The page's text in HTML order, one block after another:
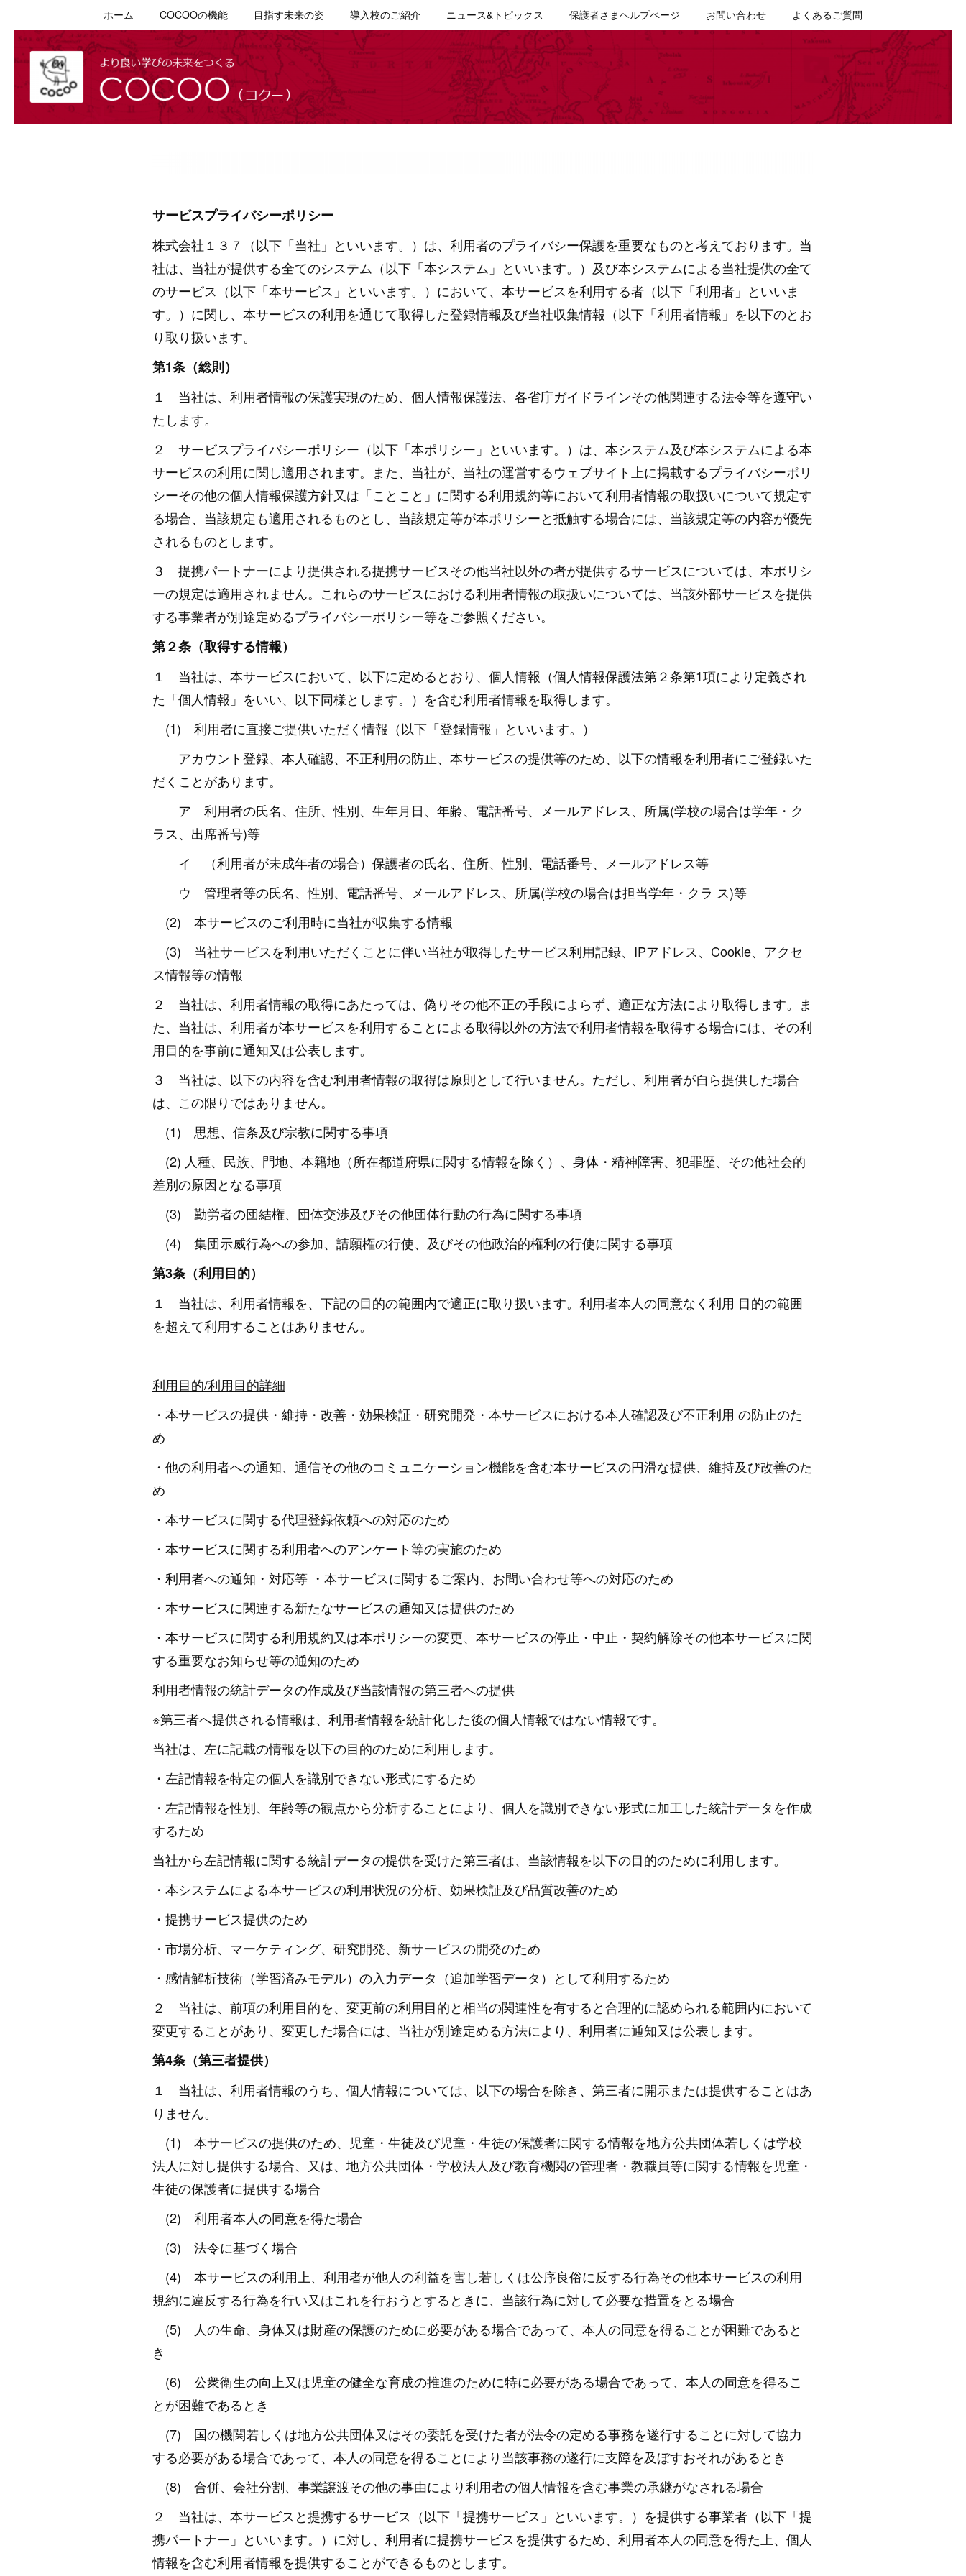
ホーム COCOOの機能 目指す未来の姿 導入校のご紹介 ニュース&トピックス 保護者さまヘルプページ お問い合わせ よくあるご質問
サービスプライバシーポリシー
株式会社１３７（以下「当社」といいます。）は、利用者のプライバシー保護を重要なものと考えております。当
社は、当社が提供する全てのシステム（以下「本システム」といいます。）及び本システムによる当社提供の全て
のサービス（以下「本サービス」といいます。）において、本サービスを利用する者（以下「利用者」といいま
す。）に関し、本サービスの利用を通じて取得した登録情報及び当社収集情報（以下「利用者情報」を以下のとお
り取り扱います。
第1条（総則）
１ 当社は、利用者情報の保護実現のため、個人情報保護法、各省庁ガイドラインその他関連する法令等を遵守い
たします。
２ サービスプライバシーポリシー（以下「本ポリシー」といいます。）は、本システム及び本システムによる本
サービスの利用に関し適用されます。また、当社が、当社の運営するウェブサイト上に掲載するプライバシーポリ
シーその他の個人情報保護方針又は「ことこと」に関する利用規約等において利用者情報の取扱いについて規定す
る場合、当該規定も適用されるものとし、当該規定等が本ポリシーと抵触する場合には、当該規定等の内容が優先
されるものとします。
３ 提携パートナーにより提供される提携サービスその他当社以外の者が提供するサービスについては、本ポリシ
ーの規定は適用されません。これらのサービスにおける利用者情報の取扱いについては、当該外部サービスを提供
する事業者が別途定めるプライバシーポリシー等をご参照ください。
第２条（取得する情報）
１ 当社は、本サービスにおいて、以下に定めるとおり、個人情報（個人情報保護法第２条第1項により定義され
た「個人情報」をいい、以下同様とします。）を含む利用者情報を取得します。
(1) 利用者に直接ご提供いただく情報（以下「登録情報」といいます。）
アカウント登録、本人確認、不正利用の防止、本サービスの提供等のため、以下の情報を利用者にご登録いた
だくことがあります。
ア 利用者の氏名、住所、性別、生年月日、年齢、電話番号、メールアドレス、所属(学校の場合は学年・ク
ラス、出席番号)等
イ （利用者が未成年者の場合）保護者の氏名、住所、性別、電話番号、メールアドレス等
ウ 管理者等の氏名、性別、電話番号、メールアドレス、所属(学校の場合は担当学年・クラ ス)等
(2) 本サービスのご利用時に当社が収集する情報
(3) 当社サービスを利用いただくことに伴い当社が取得したサービス利用記録、IPアドレス、Cookie、アクセ
ス情報等の情報
２ 当社は、利用者情報の取得にあたっては、偽りその他不正の手段によらず、適正な方法により取得します。ま
た、当社は、利用者が本サービスを利用することによる取得以外の方法で利用者情報を取得する場合には、その利
用目的を事前に通知又は公表します。
３ 当社は、以下の内容を含む利用者情報の取得は原則として行いません。ただし、利用者が自ら提供した場合
は、この限りではありません。
(1) 思想、信条及び宗教に関する事項
(2) 人種、民族、門地、本籍地（所在都道府県に関する情報を除く）、身体・精神障害、犯罪歴、その他社会的
差別の原因となる事項
(3) 勤労者の団結権、団体交渉及びその他団体行動の行為に関する事項
(4) 集団示威行為への参加、請願権の行使、及びその他政治的権利の行使に関する事項
第3条（利用目的）
１ 当社は、利用者情報を、下記の目的の範囲内で適正に取り扱います。利用者本人の同意なく利用 目的の範囲
を超えて利用することはありません。
利用目的/利用目的詳細
・本サービスの提供・維持・改善・効果検証・研究開発・本サービスにおける本人確認及び不正利用 の防止のた
め
・他の利用者への通知、通信その他のコミュニケーション機能を含む本サービスの円滑な提供、維持及び改善のた
め
・本サービスに関する代理登録依頼への対応のため
・本サービスに関する利用者へのアンケート等の実施のため
・利用者への通知・対応等 ・本サービスに関するご案内、お問い合わせ等への対応のため
・本サービスに関連する新たなサービスの通知又は提供のため
・本サービスに関する利用規約又は本ポリシーの変更、本サービスの停止・中止・契約解除その他本サービスに関
する重要なお知らせ等の通知のため
利用者情報の統計データの作成及び当該情報の第三者への提供
※第三者へ提供される情報は、利用者情報を統計化した後の個人情報ではない情報です。
当社は、左に記載の情報を以下の目的のために利用します。
・左記情報を特定の個人を識別できない形式にするため
・左記情報を性別、年齢等の観点から分析することにより、個人を識別できない形式に加工した統計データを作成
するため
当社から左記情報に関する統計データの提供を受けた第三者は、当該情報を以下の目的のために利用します。
・本システムによる本サービスの利用状況の分析、効果検証及び品質改善のため
・提携サービス提供のため
・市場分析、マーケティング、研究開発、新サービスの開発のため
・感情解析技術（学習済みモデル）の入力データ（追加学習データ）として利用するため
２ 当社は、前項の利用目的を、変更前の利用目的と相当の関連性を有すると合理的に認められる範囲内において
変更することがあり、変更した場合には、当社が別途定める方法により、利用者に通知又は公表します。
第4条（第三者提供）
１ 当社は、利用者情報のうち、個人情報については、以下の場合を除き、第三者に開示または提供することはあ
りません。
(1) 本サービスの提供のため、児童・生徒及び児童・生徒の保護者に関する情報を地方公共団体若しくは学校
法人に対し提供する場合、又は、地方公共団体・学校法人及び教育機関の管理者・教職員等に関する情報を児童・
生徒の保護者に提供する場合
(2) 利用者本人の同意を得た場合
(3) 法令に基づく場合
(4) 本サービスの利用上、利用者が他人の利益を害し若しくは公序良俗に反する行為その他本サービスの利用
規約に違反する行為を行い又はこれを行おうとするときに、当該行為に対して必要な措置をとる場合
(5) 人の生命、身体又は財産の保護のために必要がある場合であって、本人の同意を得ることが困難であると
き
(6) 公衆衛生の向上又は児童の健全な育成の推進のために特に必要がある場合であって、本人の同意を得るこ
とが困難であるとき
(7) 国の機関若しくは地方公共団体又はその委託を受けた者が法令の定める事務を遂行することに対して協力
する必要がある場合であって、本人の同意を得ることにより当該事務の遂行に支障を及ぼすおそれがあるとき
(8) 合併、会社分割、事業譲渡その他の事由により利用者の個人情報を含む事業の承継がなされる場合
２ 当社は、本サービスと提携するサービス（以下「提携サービス」といいます。）を提供する事業者（以下「提
携パートナー」といいます。）に対し、利用者に提携サービスを提供するため、利用者本人の同意を得た上、個人
情報を含む利用者情報を提供することができるものとします。